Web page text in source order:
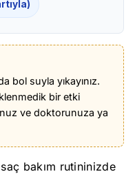
bol suyla yıkayınız.
bir etki
ve doktorunuza ya
bakım rutininizde